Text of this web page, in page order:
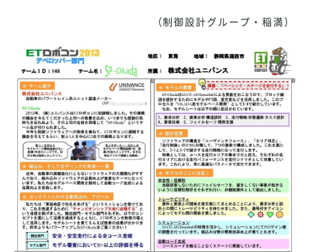
（制御設計グループ・稲満）